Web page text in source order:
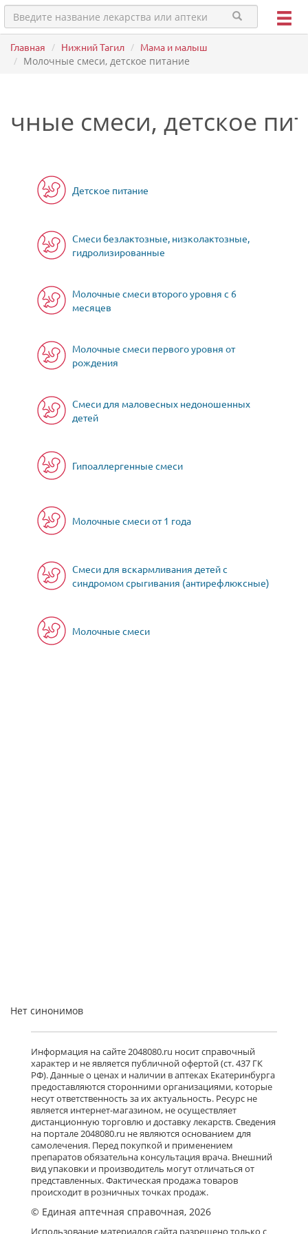
Главная Нижний Тагил Мама и малыш
Молочные смеси, детское питание
смеси, детское
Детское питание
Смеси безлактозные, низколактозные,
гидролизированные
Молочные смеси второго уровня с 6
месяцев
Молочные смеси первого уровня от
рождения
Смеси для маловесных недоношенных
детей
Гипоаллергенные смеси
Молочные смеси от 1 года
Смеси для вскармливания детей с
синдромом срыгивания (антирефлюксные)
Молочные смеси
Нет синонимов
Информация на сайте 2048080.ru носит справочный
характер и не является публичной офертой (ст. 437 ГК
РФ). Данные о ценах и наличии в аптеках Екатеринбурга
предоставляются сторонними организациями, которые
несут ответственность за их актуальность. Ресурс не
является интернет-магазином, не осуществляет
дистанционную торговлю и доставку лекарств. Сведения
на портале 2048080.ru не являются основанием для
самолечения. Перед покупкой и применением
препаратов обязательна консультация врача. Внешний
вид упаковки и производитель могут отличаться от
представленных. Фактическая продажа товаров
происходит в розничных точках продаж.
© Единая аптечная справочная, 2026
Использование материалов сайта разрешено только с